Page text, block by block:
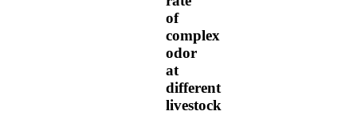
of
complex
odor
at
different
livestock